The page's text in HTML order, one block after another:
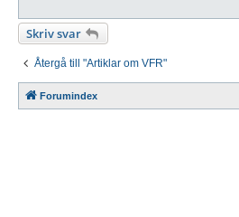
Skriv svar
Återgå till "Artiklar om VFR"
Forumindex